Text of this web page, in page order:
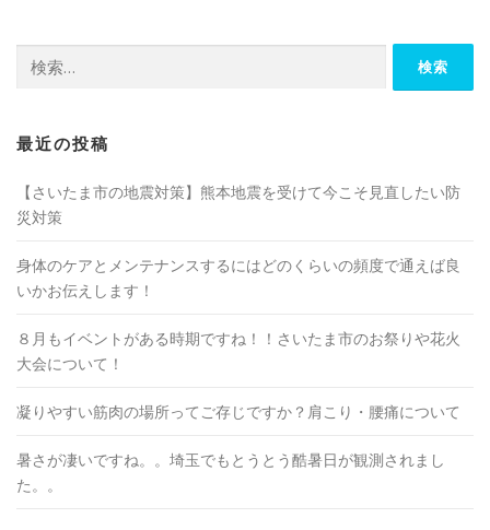
索:
最近の投稿
【さいたま市の地震対策】熊本地震を受けて今こそ見直したい防
災対策
身体のケアとメンテナンスするにはどのくらいの頻度で通えば良
いかお伝えします！
８月もイベントがある時期ですね！！さいたま市のお祭りや花火
大会について！
凝りやすい筋肉の場所ってご存じですか？肩こり・腰痛について
暑さが凄いですね。。埼玉でもとうとう酷暑日が観測されまし
た。。